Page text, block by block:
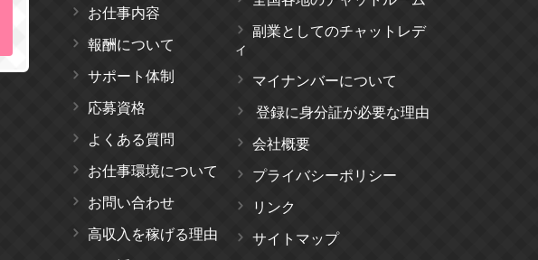
お仕事内容
報酬について
サポート体制
応募資格
よくある質問
お仕事環境について
お問い合わせ
高収入を稼げる理由
副業としてのチャットレデ
ィ
マイナンバーについて
登録に身分証が必要な理由
会社概要
プライバシーポリシー
リンク
サイトマップ